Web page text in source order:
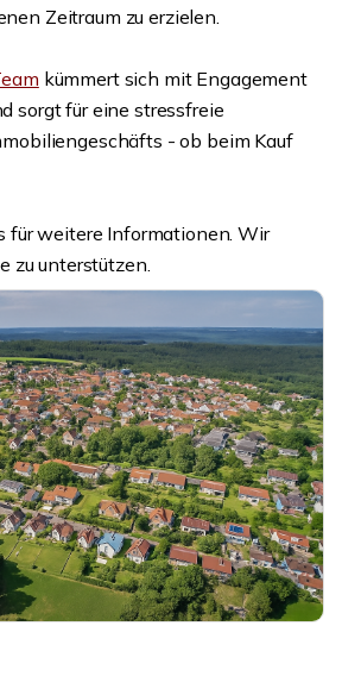
Zeitraum zu erzielen.
kümmert sich mit Engagement
sorgt für eine stressfreie
- ob beim Kauf
für weitere Informationen. Wir
zu unterstützen.